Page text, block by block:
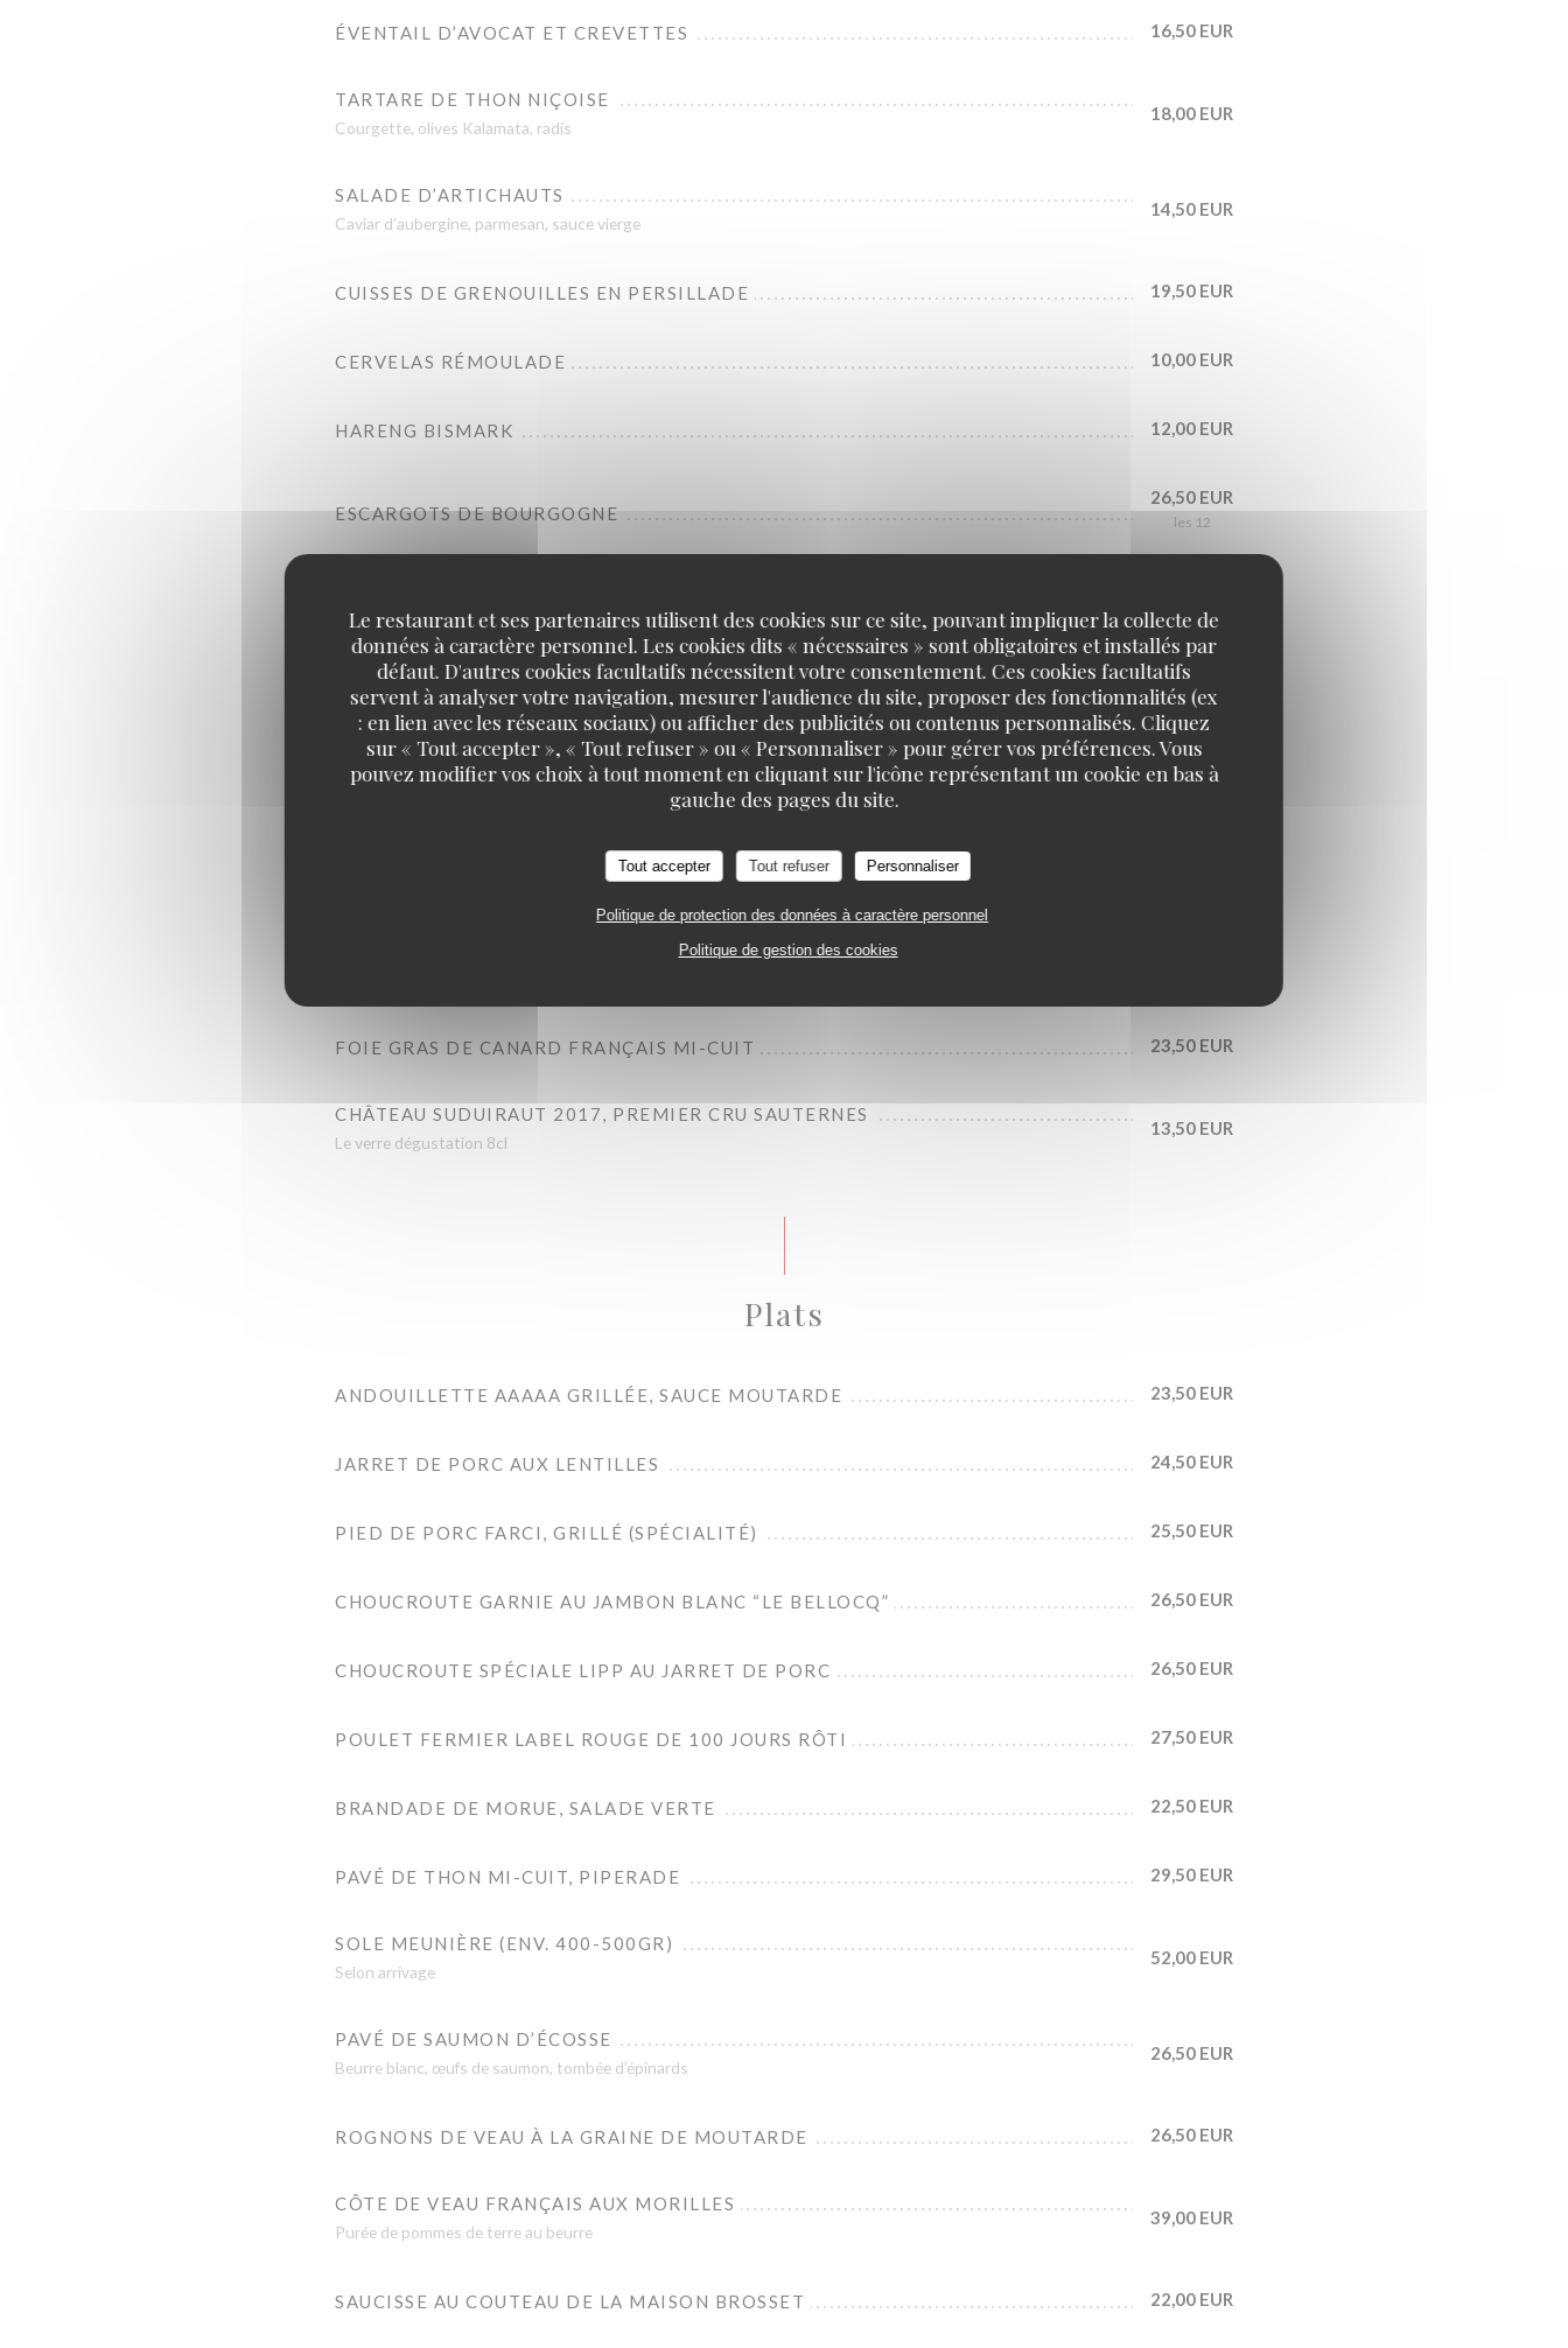
Le restaurant et ses partenaires utilisent des cookies sur ce site, pouvant impliquer la collecte de
données à caractère personnel. Les cookies dits « nécessaires » sont obligatoires et installés par
défaut. D'autres cookies facultatifs nécessitent votre consentement. Ces cookies facultatifs
servent à analyser votre navigation, mesurer l'audience du site, proposer des fonctionnalités (ex
: en lien avec les réseaux sociaux) ou afficher des publicités ou contenus personnalisés. Cliquez
sur « Tout accepter », « Tout refuser » ou « Personnaliser » pour gérer vos préférences. Vous
pouvez modifier vos choix à tout moment en cliquant sur l'icône représentant un cookie en bas à
gauche des pages du site.
Tout accepter Tout refuser Personnaliser
Politique de protection des données à caractère personnel
Politique de gestion des cookies
ÉVENTAIL D’AVOCAT ET CREVETTES 16,50 EUR
TARTARE DE THON NIÇOISE
Courgette, olives Kalamata, radis
18,00 EUR
SALADE D’ARTICHAUTS
Caviar d’aubergine, parmesan, sauce vierge
14,50 EUR
CUISSES DE GRENOUILLES EN PERSILLADE 19,50 EUR
CERVELAS RÉMOULADE 10,00 EUR
HARENG BISMARK 12,00 EUR
ESCARGOTS DE BOURGOGNE
26,50 EUR
les 12
PÂTÉ DE CAMPAGNE DE LA MAISON CONQUET
Laguiole
12,50 EUR
ASSIETTE DE JAMBON BLANC “LE BELLOCQ”
De la Maison Dubernet
15,00 EUR
PÂTÉ EN CROÛTE, CHAMPIGNONS
JAMBON D’AUVERGNE DE LA MAISON CONQUET
FOIE GRAS DE CANARD FRANÇAIS MI-CUIT 23,50 EUR
CHÂTEAU SUDUIRAUT 2017, PREMIER CRU SAUTERNES
Le verre dégustation 8cl
13,50 EUR
Plats
ANDOUILLETTE AAAAA GRILLÉE, SAUCE MOUTARDE 23,50 EUR
JARRET DE PORC AUX LENTILLES 24,50 EUR
PIED DE PORC FARCI, GRILLÉ (SPÉCIALITÉ) 25,50 EUR
CHOUCROUTE GARNIE AU JAMBON BLANC “LE BELLOCQ” 26,50 EUR
CHOUCROUTE SPÉCIALE LIPP AU JARRET DE PORC 26,50 EUR
POULET FERMIER LABEL ROUGE DE 100 JOURS RÔTI 27,50 EUR
BRANDADE DE MORUE, SALADE VERTE 22,50 EUR
PAVÉ DE THON MI-CUIT, PIPERADE 29,50 EUR
SOLE MEUNIÈRE (ENV. 400-500GR)
Selon arrivage
52,00 EUR
PAVÉ DE SAUMON D’ÉCOSSE
Beurre blanc, œufs de saumon, tombée d’épinards
26,50 EUR
ROGNONS DE VEAU À LA GRAINE DE MOUTARDE 26,50 EUR
CÔTE DE VEAU FRANÇAIS AUX MORILLES
Purée de pommes de terre au beurre
39,00 EUR
SAUCISSE AU COUTEAU DE LA MAISON BROSSET 22,00 EUR